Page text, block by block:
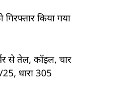
किया गया
से तेल, कॉइल, चार
धारा 305